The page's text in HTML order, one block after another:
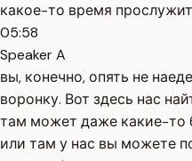
какое-то время
05:58
Speaker A
вы, конечно, опять не
воронку. Вот здесь нас
там может даже какие-то
или там у нас вы можете